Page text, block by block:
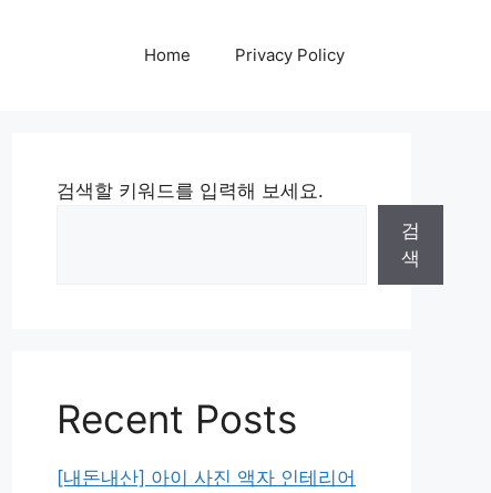
Home Privacy Policy
검색할 키워드를 입력해 보세요.
검
색
Recent Posts
[내돈내산] 아이 사진 액자 인테리어